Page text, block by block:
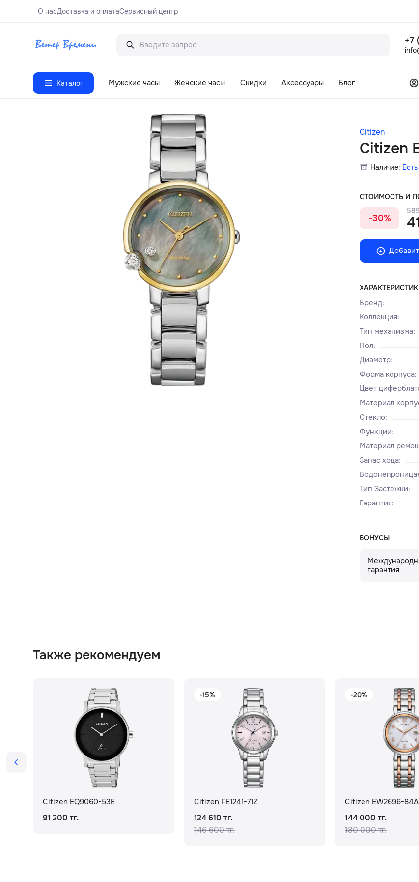
О насДоставка и оплатаСервисный центр
+7
Каталог Мужские часы Женские часы Скидки Аксессуары Блог
Citizen
Citizen
Наличие: Есть
СТОИМОСТЬ И
-30%
Бренд:
Коллекция:
Тип механизма:
Пол:
Диаметр:
Форма корпуса:
Цвет
Материал
Стекло:
Функции:
Материал
Запас хода:
Тип Застежки:
Гарантия:
БОНУСЫ
гарантия
Также рекомендуем
Citizen EQ9060-53E
91 200 тг.
-15%
Citizen FE1241-71Z
124 610 тг.
146 600 тг.
-20%
Citizen EW2696-84A
144 000 тг.
180 000 тг.